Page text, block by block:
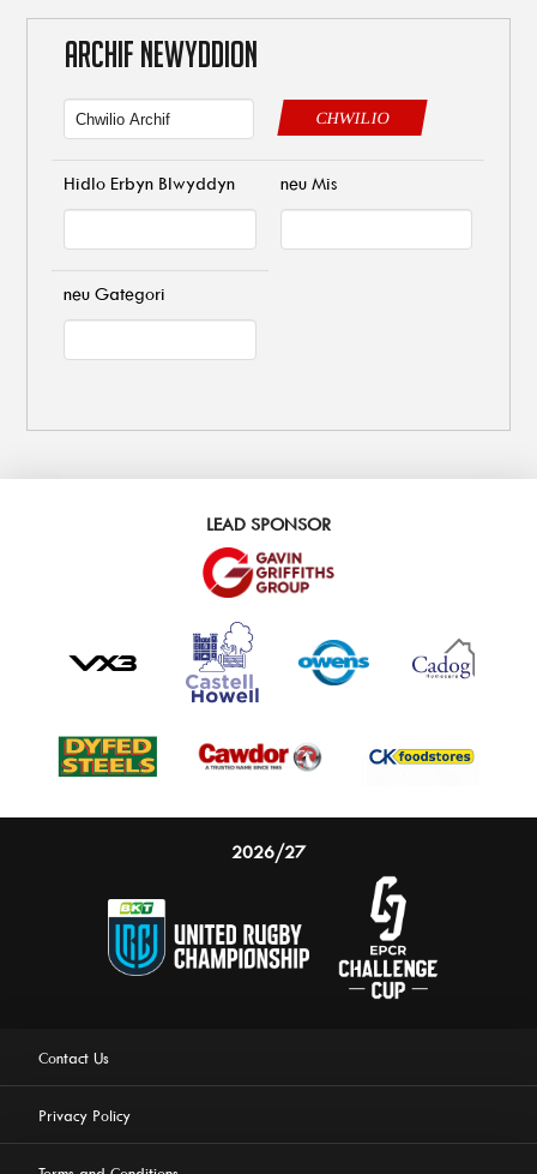
ARCHIF NEWYDDION
CHWILIO
Hidlo Erbyn Blwyddyn neu Mis
neu Gategori
LEAD SPONSOR
2026/27
Contact Us
Privacy Policy